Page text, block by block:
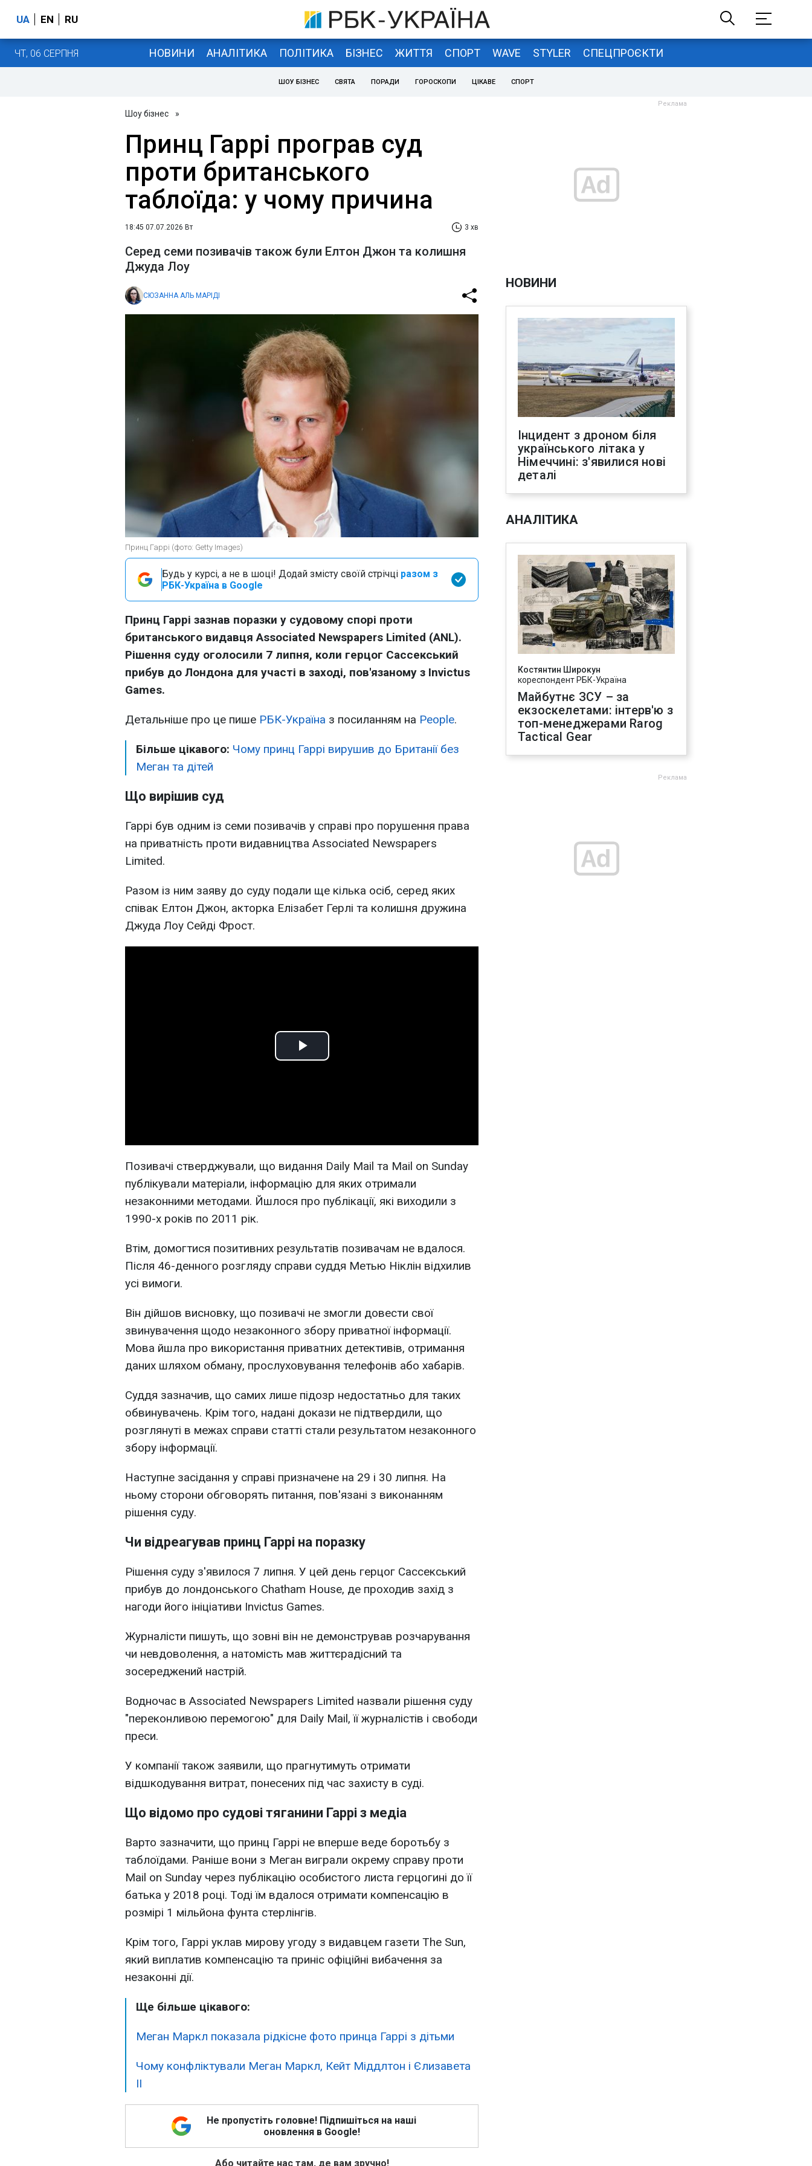
UA EN RU
ЧТ, 06 СЕРПНЯ НОВИНИ АНАЛІТИКА ПОЛІТИКА БІЗНЕС ЖИТТЯ СПОРТ WAVE STYLER СПЕЦПРОЄКТИ
ШОУ БІЗНЕС СВЯТА ПОРАДИ ГОРОСКОПИ ЦІКАВЕ СПОРТ
Шоу бізнес »
Принц Гаррі програв суд
проти британського
таблоїда: у чому причина
18:45 07.07.2026 Вт 3 хв
Серед семи позивачів також були Елтон Джон та колишня
Джуда Лоу
СЮЗАННА АЛЬ МАРІДІ
Принц Гаррі (фото: Getty Images)
Будь у курсі, а не в шоці! Додай змісту своїй стрічці разом з
РБК-Україна в Google
Принц Гаррі зазнав поразки у судовому спорі проти
британського видавця Associated Newspapers Limited (ANL).
Рішення суду оголосили 7 липня, коли герцог Сассекський
прибув до Лондона для участі в заході, пов'язаному з Invictus
Games.
Детальніше про це пише РБК-Україна з посиланням на People.
Більше цікавого: Чому принц Гаррі вирушив до Британії без
Меган та дітей
Що вирішив суд
Гаррі був одним із семи позивачів у справі про порушення права
на приватність проти видавництва Associated Newspapers
Limited.
Разом із ним заяву до суду подали ще кілька осіб, серед яких
співак Елтон Джон, акторка Елізабет Герлі та колишня дружина
Джуда Лоу Сейді Фрост.
Play
Позивачі стверджували, що видання Daily Mail та Mail on Sunday
публікували матеріали, інформацію для яких отримали
незаконними методами. Йшлося про публікації, які виходили з
1990-х років по 2011 рік.
Втім, домогтися позитивних результатів позивачам не вдалося.
Після 46-денного розгляду справи суддя Метью Ніклін відхилив
усі вимоги.
Він дійшов висновку, що позивачі не змогли довести свої
звинувачення щодо незаконного збору приватної інформації.
Мова йшла про використання приватних детективів, отримання
даних шляхом обману, прослуховування телефонів або хабарів.
Суддя зазначив, що самих лише підозр недостатньо для таких
обвинувачень. Крім того, надані докази не підтвердили, що
розглянуті в межах справи статті стали результатом незаконного
збору інформації.
Наступне засідання у справі призначене на 29 і 30 липня. На
ньому сторони обговорять питання, пов'язані з виконанням
рішення суду.
Чи відреагував принц Гаррі на поразку
Рішення суду з'явилося 7 липня. У цей день герцог Сассекський
прибув до лондонського Chatham House, де проходив захід з
нагоди його ініціативи Invictus Games.
Журналісти пишуть, що зовні він не демонстрував розчарування
чи невдоволення, а натомість мав життєрадісний та
зосереджений настрій.
Водночас в Associated Newspapers Limited назвали рішення суду
"переконливою перемогою" для Daily Mail, її журналістів і свободи
преси.
У компанії також заявили, що прагнутимуть отримати
відшкодування витрат, понесених під час захисту в суді.
Що відомо про судові тяганини Гаррі з медіа
Варто зазначити, що принц Гаррі не вперше веде боротьбу з
таблоїдами. Раніше вони з Меган виграли окрему справу проти
Mail on Sunday через публікацію особистого листа герцогині до її
батька у 2018 році. Тоді їм вдалося отримати компенсацію в
розмірі 1 мільйона фунта стерлінгів.
Крім того, Гаррі уклав мирову угоду з видавцем газети The Sun,
який виплатив компенсацію та приніс офіційні вибачення за
незаконні дії.
Ще більше цікавого:
Меган Маркл показала рідкісне фото принца Гаррі з дітьми
Чому конфліктували Меган Маркл, Кейт Міддлтон і Єлизавета
II
Не пропустіть головне! Підпишіться на наші
оновлення в Google!
Або читайте нас там, де вам зручно!
НОВИНИ
Інцидент з дроном біля
українського літака у
Німеччині: з'явилися нові
деталі
АНАЛІТИКА
Костянтин Широкун
кореспондент РБК-Україна
Майбутнє ЗСУ – за
екзоскелетами: інтерв'ю з
топ-менеджерами Rarog
Tactical Gear